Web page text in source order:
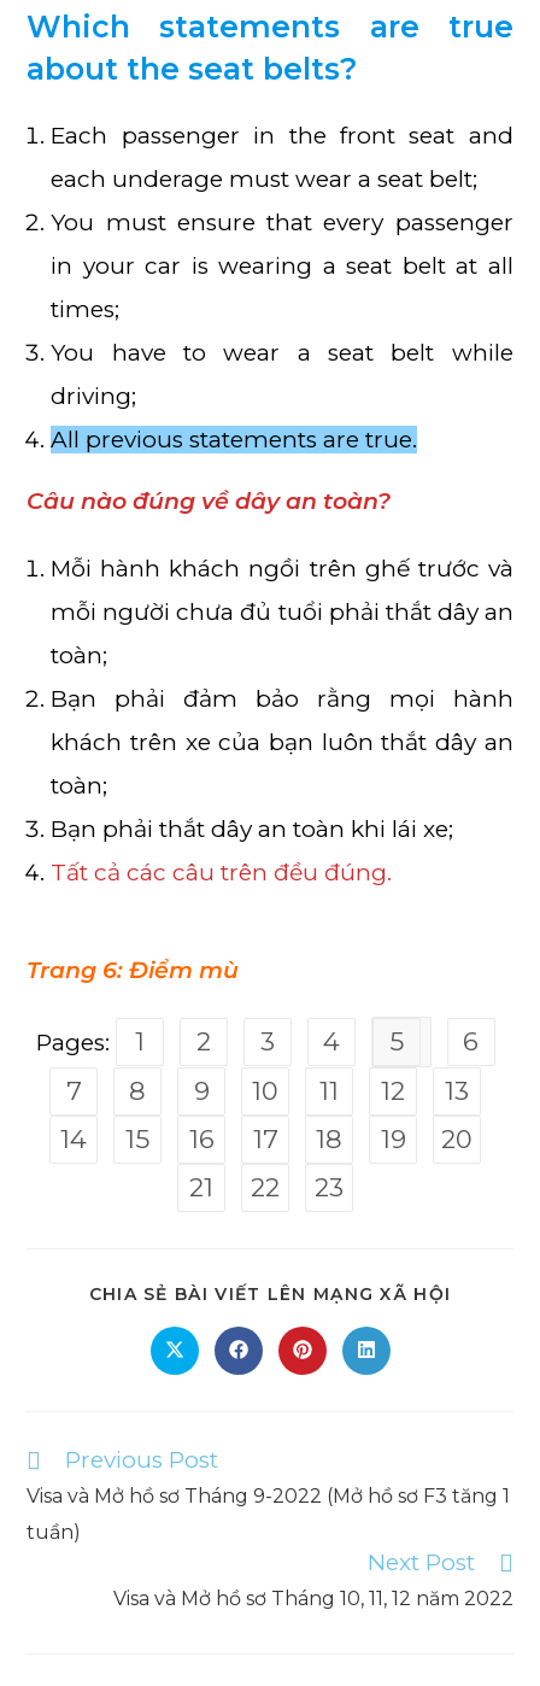
Which statements are true
about the seat belts?
Each passenger in the front seat and
each underage must wear a seat belt;
You must ensure that every passenger
in your car is wearing a seat belt at all
times;
You have to wear a seat belt while
driving;
All previous statements are true.
Câu nào đúng về dây an toàn?
Mỗi hành khách ngồi trên ghế trước và
mỗi người chưa đủ tuổi phải thắt dây an
toàn;
Bạn phải đảm bảo rằng mọi hành
khách trên xe của bạn luôn thắt dây an
toàn;
Bạn phải thắt dây an toàn khi lái xe;
Tất cả các câu trên đều đúng.
Trang 6: Điểm mù
Pages: 1 2 3 4 5
6
7
8 9 10 11 12
13
14
15 16 17 18 19
20
21
22 23
CHIA SẺ BÀI VIẾT LÊN MẠNG XÃ HỘI
Opens
in
Opens
in
Opens
in
Opens
in
Read
articles
Previous Post
Visa và Mở hồ sơ Tháng 9-2022 (Mở hồ sơ F3 tăng 1
tuần)
Next Post
Visa và Mở hồ sơ Tháng 10, 11, 12 năm 2022